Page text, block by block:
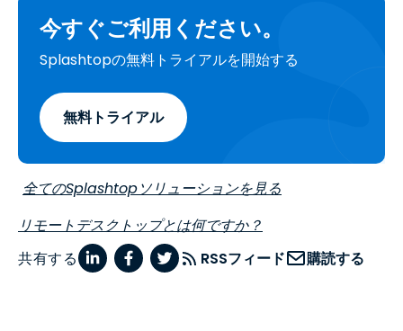
今すぐご利用ください。
Splashtopの無料トライアルを開始する
無料トライアル
全てのSplashtopソリューションを見る
リモートデスクトップとは何ですか？
共有する
RSSフィード 購読する